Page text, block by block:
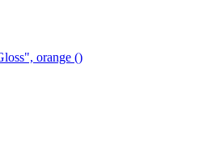
orange ()